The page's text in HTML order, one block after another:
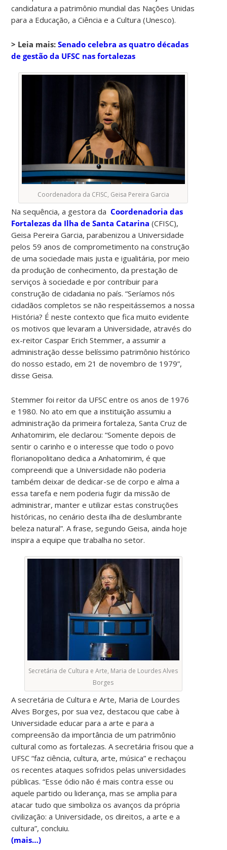
candidatura a patrimônio mundial das Nações Unidas
para a Educação, a Ciência e a Cultura (Unesco).
> Leia mais:Senado celebra as quatro décadas
de gestão da UFSC nas fortalezas
Coordenadora da CFISC, Geisa Pereira Garcia
Na sequência, a gestora daCoordenadoria das
Fortalezas da Ilha de Santa Catarina (CFISC),
Geisa Pereira Garcia, parabenizou a Universidade
pelos 59 anos de comprometimento na construção
de uma sociedade mais justa e igualitária, por meio
da produção de conhecimento, da prestação de
serviços à sociedade e por contribuir para
construção de cidadania no país. “Seríamos nós
cidadãos completos se não respeitássemos a nossa
História? É neste contexto que fica muito evidente
os motivos que levaram a Universidade, através do
ex-reitor Caspar Erich Stemmer, a assumir a
administração desse belíssimo patrimônio histórico
do nosso estado, em 21 de novembro de 1979”,
disse Geisa.
Stemmer foi reitor da UFSC entre os anos de 1976
e 1980. No ato em que a instituição assumiu a
administração da primeira fortaleza, Santa Cruz de
Anhatomirim, ele declarou: “Somente depois de
sentir o carinho e o interesse que todo o povo
florianopolitano dedica a Anhatomirim, é que
compreendi que a Universidade não poderia
também deixar de dedicar-se de corpo e alma a
essa tarefa e nem poderia fugir da missão de
administrar, manter e utilizar estas construções
históricas, no cenário desta ilha de deslumbrante
beleza natural”. A frase, segundo Geisa, ainda hoje
inspira a equipe que trabalha no setor.
Secretária de Cultura e Arte, Maria de Lourdes Alves
Borges
A secretária de Cultura e Arte, Maria de Lourdes
Alves Borges, por sua vez, destacou que cabe à
Universidade educar para a arte e para a
compreensão da importância de um patrimônio
cultural como as fortalezas. A secretária frisou que a
UFSC “faz ciência, cultura, arte, música” e rechaçou
os recentes ataques sofridos pelas universidades
públicas. “Esse ódio não é mais contra esse ou
aquele partido ou liderança, mas se amplia para
atacar tudo que simboliza os avanços da própria
civilização: a Universidade, os direitos, a arte e a
cultura”, concluiu.
(mais…)